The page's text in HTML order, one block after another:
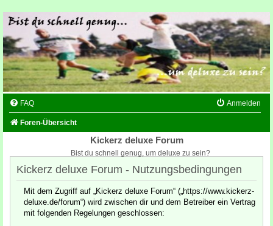
FAQ Anmelden
Foren-Übersicht
Kickerz deluxe Forum
Bist du schnell genug, um deluxe zu sein?
Kickerz deluxe Forum - Nutzungsbedingungen
Mit dem Zugriff auf „Kickerz deluxe Forum“ („https://www.kickerz-
deluxe.de/forum“) wird zwischen dir und dem Betreiber ein Vertrag
mit folgenden Regelungen geschlossen: